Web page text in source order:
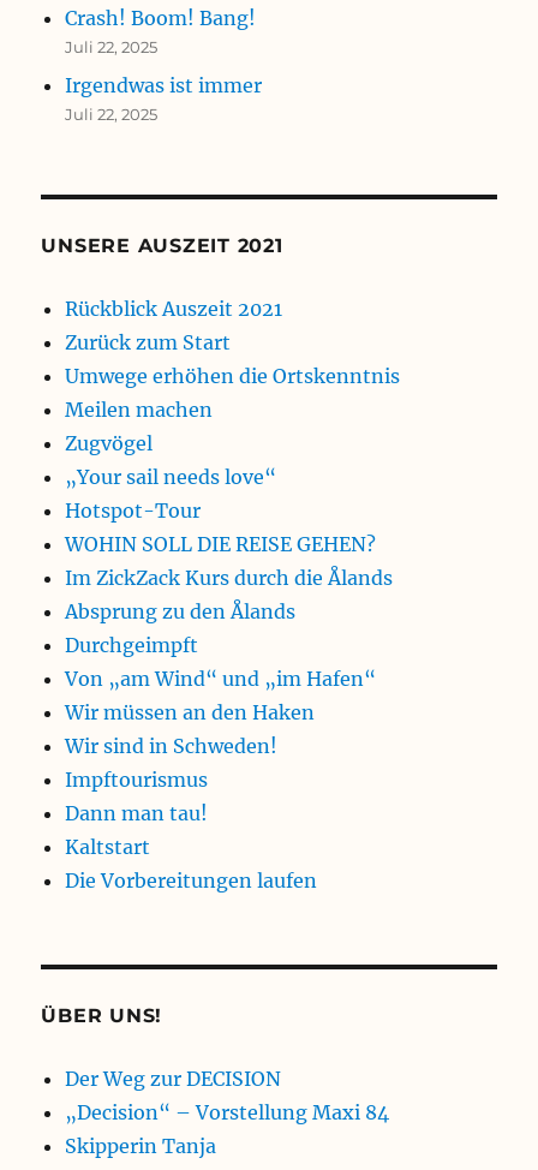
Crash! Boom! Bang!
Juli 22, 2025
Irgendwas ist immer
Juli 22, 2025
UNSERE AUSZEIT 2021
Rückblick Auszeit 2021
Zurück zum Start
Umwege erhöhen die Ortskenntnis
Meilen machen
Zugvögel
„Your sail needs love“
Hotspot-Tour
WOHIN SOLL DIE REISE GEHEN?
Im ZickZack Kurs durch die Ålands
Absprung zu den Ålands
Durchgeimpft
Von „am Wind“ und „im Hafen“
Wir müssen an den Haken
Wir sind in Schweden!
Impftourismus
Dann man tau!
Kaltstart
Die Vorbereitungen laufen
ÜBER UNS!
Der Weg zur DECISION
„Decision“ – Vorstellung Maxi 84
Skipperin Tanja